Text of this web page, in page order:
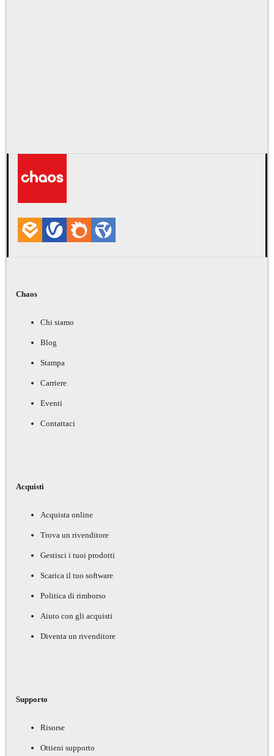
Chaos
Chi siamo
Blog
Stampa
Carriere
Eventi
Contattaci
Acquisti
Acquista online
Trova un rivenditore
Gestisci i tuoi prodotti
Scarica il tuo software
Politica di rimborso
Aiuto con gli acquisti
Diventa un rivenditore
Supporto
Risorse
Ottieni supporto